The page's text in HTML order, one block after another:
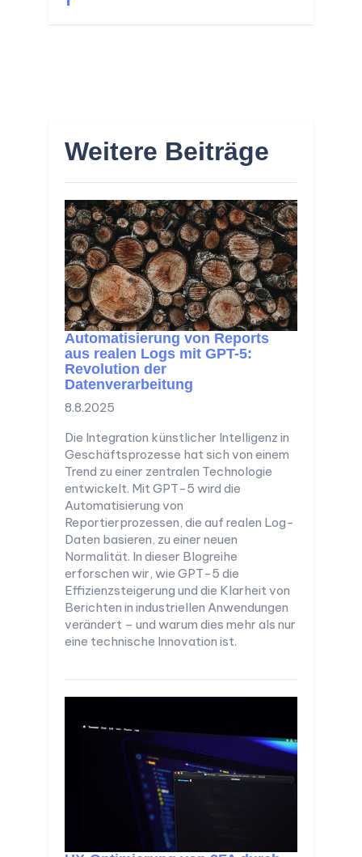
Weitere Beiträge
Automatisierung von Reports
aus realen Logs mit GPT-5:
Revolution der
Datenverarbeitung
8.8.2025
Die Integration künstlicher Intelligenz in
Geschäftsprozesse hat sich von einem
Trend zu einer zentralen Technologie
entwickelt. Mit GPT-5 wird die
Automatisierung von
Reportierprozessen, die auf realen Log-
Daten basieren, zu einer neuen
Normalität. In dieser Blogreihe
erforschen wir, wie GPT-5 die
Effizienzsteigerung und die Klarheit von
Berichten in industriellen Anwendungen
verändert – und warum dies mehr als nur
eine technische Innovation ist.